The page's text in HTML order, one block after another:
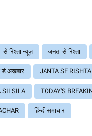
से रिश्ता न्यूज़ जनता से रिश्ता
डे अख़बार JANTA SE
SILSILA TODAY'S
हिंन्दी समाचार